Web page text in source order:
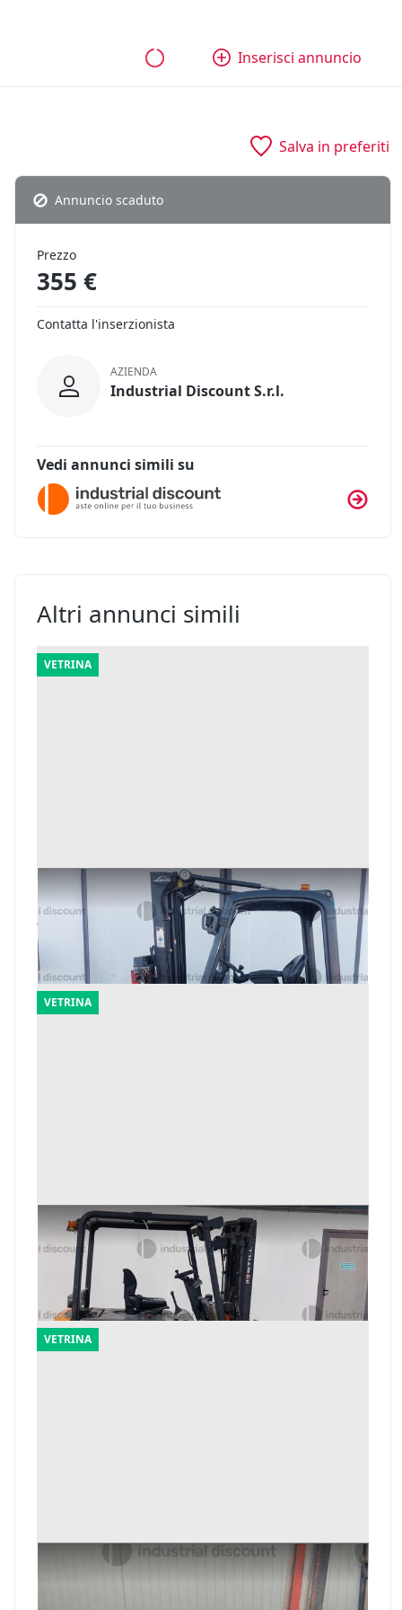
Inserisci annuncio
Salva in preferiti
Annuncio scaduto
Prezzo
355 €
Contatta l'inserzionista
AZIENDA
Industrial Discount S.r.l.
Vedi annunci simili su
Altri annunci simili
VETRINA
1#10277 Carello elevatore Linde 16 Q
Mantova (Mantova)
Offerta minima
7.200 €
VETRINA
2#10277 Carrello elevatore Still 30 Q
Mantova (Mantova)
Offerta minima
10.350 €
VETRINA
12#10277 Transpallet Kalmar
Offerta minima